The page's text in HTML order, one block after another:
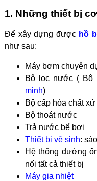
1. Những thiết bị
Để xây dựng được hồ
như sau:
Máy bơm chuyên
Bộ lọc nước ( Bộ
minh)
Bộ cấp hóa chất
Bộ thoát nước
Trả nước bể bơi
Thiết bị vệ sinh:
Hệ thống đường
nối tất cả thiết bị
Máy gia nhiệt